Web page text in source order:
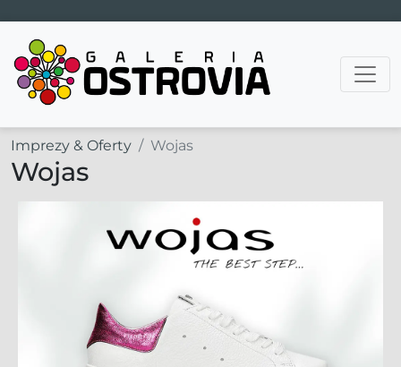
Main Navigation
Imprezy & Oferty Wojas
Wojas